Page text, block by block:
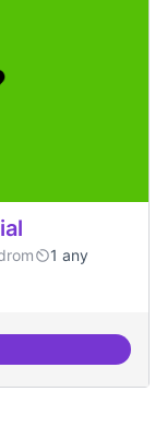
1 any
artificial